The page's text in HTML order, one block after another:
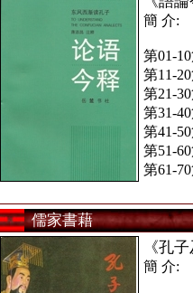
簡 介:
第01-
第11-
第21-
第31-
第41-
第51-
第61-
儒家書藉
《孔
簡 介: